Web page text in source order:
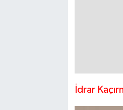
İdrar